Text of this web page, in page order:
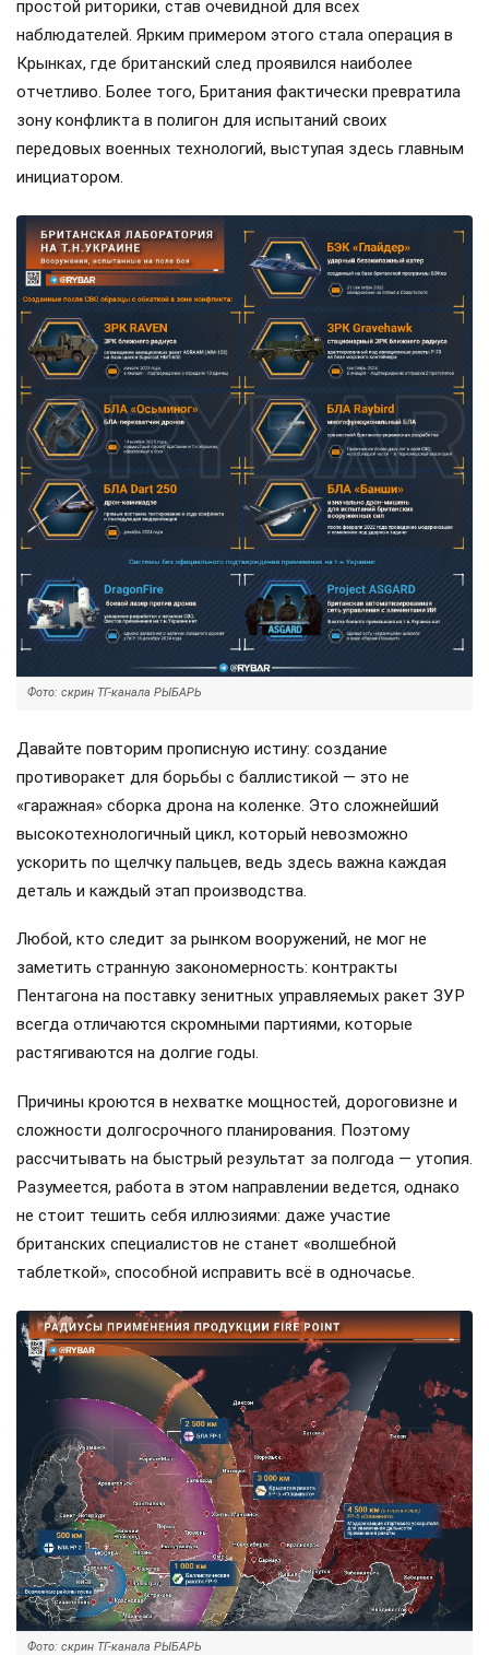
простой риторики, став очевидной для всех
наблюдателей. Ярким примером этого стала операция в
Крынках, где британский след проявился наиболее
отчетливо. Более того, Британия фактически превратила
зону конфликта в полигон для испытаний своих
передовых военных технологий, выступая здесь главным
инициатором.
Фото: скрин ТГ-канала РЫБАРЬ
Давайте повторим прописную истину: создание
противоракет для борьбы с баллистикой — это не
«гаражная» сборка дрона на коленке. Это сложнейший
высокотехнологичный цикл, который невозможно
ускорить по щелчку пальцев, ведь здесь важна каждая
деталь и каждый этап производства.
Любой, кто следит за рынком вооружений, не мог не
заметить странную закономерность: контракты
Пентагона на поставку зенитных управляемых ракет ЗУР
всегда отличаются скромными партиями, которые
растягиваются на долгие годы.
Причины кроются в нехватке мощностей, дороговизне и
сложности долгосрочного планирования. Поэтому
рассчитывать на быстрый результат за полгода — утопия.
Разумеется, работа в этом направлении ведется, однако
не стоит тешить себя иллюзиями: даже участие
британских специалистов не станет «волшебной
таблеткой», способной исправить всё в одночасье.
Фото: скрин ТГ-канала РЫБАРЬ